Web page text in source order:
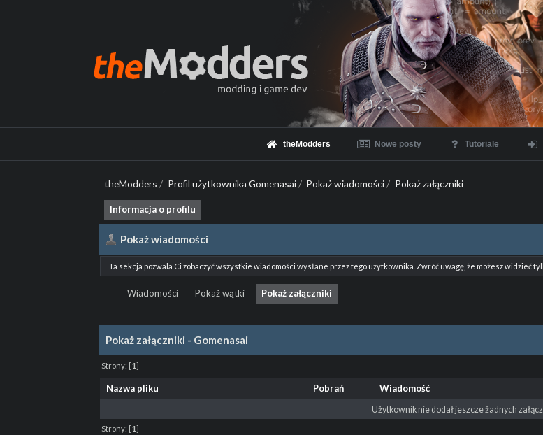
theModders Nowe posty Tutoriale
theModders / Profil użytkownika Gomenasai/ Pokaż wiadomości/ Pokaż załączniki
Informacja o profilu
Pokaż wiadomości
Ta sekcja pozwala Ci zobaczyć wszystkie wiadomości wysłane przez tego użytkownika. Zwróć uwagę, że możesz widzieć
Wiadomości Pokaż wątki Pokaż załączniki
Pokaż załączniki - Gomenasai
Strony: [1]
Nazwa pliku Pobrań Wiadomość
Użytkownik nie dodał jeszcze żadnych
Strony: [1]